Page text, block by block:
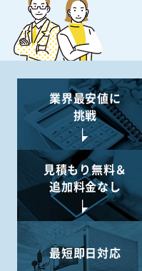
業界最安値に
挑戦
見積もり無料＆
追加料金なし
最短即日対応